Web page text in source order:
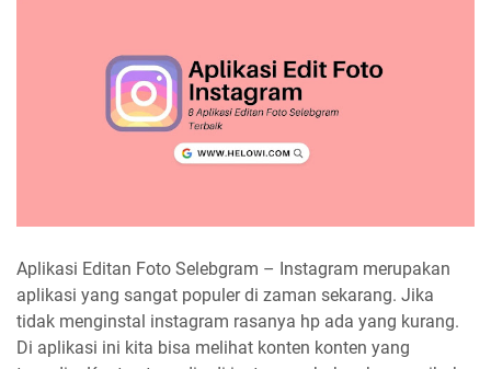
Aplikasi Editan Foto Selebgram – Instagram merupakan
aplikasi yang sangat populer di zaman sekarang. Jika
tidak menginstal instagram rasanya hp ada yang kurang.
Di aplikasi ini kita bisa melihat konten konten yang